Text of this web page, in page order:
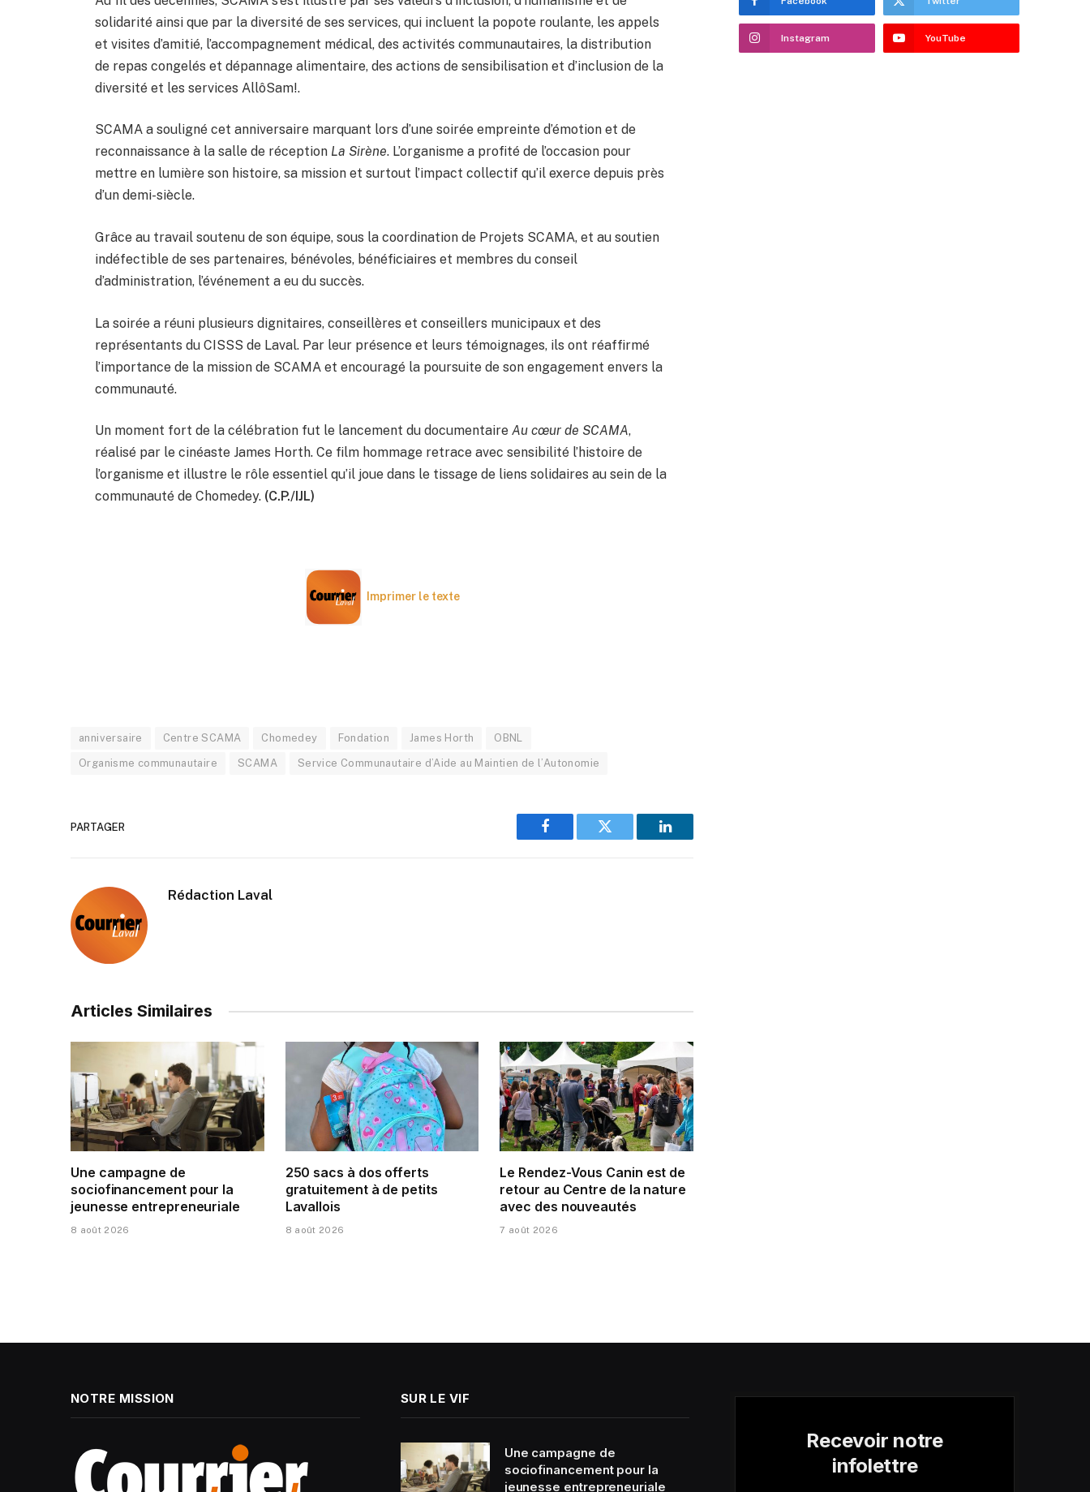
solidarité ainsi que par la diversité de ses services, qui incluent la popote roulante, les appels
et visites d’amitié, l’accompagnement médical, des activités communautaires, la distribution
de repas congelés et dépannage alimentaire, des actions de sensibilisation et d’inclusion de la
diversité et les services AllôSam!.
SCAMA a souligné cet anniversaire marquant lors d’une soirée empreinte d’émotion et de
reconnaissance à la salle de réception La Sirène. L’organisme a profité de l’occasion pour
mettre en lumière son histoire, sa mission et surtout l’impact collectif qu’il exerce depuis près
d’un demi-siècle.
Grâce au travail soutenu de son équipe, sous la coordination de Projets SCAMA, et au soutien
indéfectible de ses partenaires, bénévoles, bénéficiaires et membres du conseil
d’administration, l’événement a eu du succès.
La soirée a réuni plusieurs dignitaires, conseillères et conseillers municipaux et des
représentants du CISSS de Laval. Par leur présence et leurs témoignages, ils ont réaffirmé
l’importance de la mission de SCAMA et encouragé la poursuite de son engagement envers la
communauté.
Un moment fort de la célébration fut le lancement du documentaireAu cœur de SCAMA,
réalisé par le cinéaste James Horth. Ce film hommage retrace avec sensibilité l’histoire de
l’organisme et illustre le rôle essentiel qu’il joue dans le tissage de liens solidaires au sein de la
communauté de Chomedey. (C.P./IJL)
Imprimer le texte
anniversaire Centre SCAMA Chomedey Fondation James Horth OBNL
Organisme communautaire SCAMA Service Communautaire d’Aide au Maintien de l’Autonomie
PARTAGER
Facebook Twitter LinkedIn
Rédaction Laval
Articles Similaires
Une campagne de
sociofinancement pour la
jeunesse entrepreneuriale
8 août 2026
250 sacs à dos offerts
gratuitement à de petits
Lavallois
8 août 2026
Le Rendez-Vous Canin est de
retour au Centre de la nature
avec des nouveautés
7 août 2026
Instagram YouTube
NOTRE MISSION SUR LE VIF
Une campagne de
sociofinancement pour la
jeunesse entrepreneuriale
Recevoir notre
infolettre